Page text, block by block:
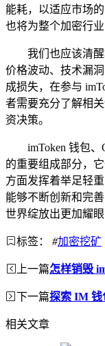
能耗，以适应市场
也将为整个加密行
我们也应该清
价格波动、技术漏
成损失，在参与
者需要充分了解相
资决策。
imToken 钱包
的重要组成部分，
方面发挥着举足轻
能够不断创新和完
世界绽放出更加耀眼
标签： #加密挖矿
上一篇怎样销毁
下一篇探索 IM 钱
相关文章